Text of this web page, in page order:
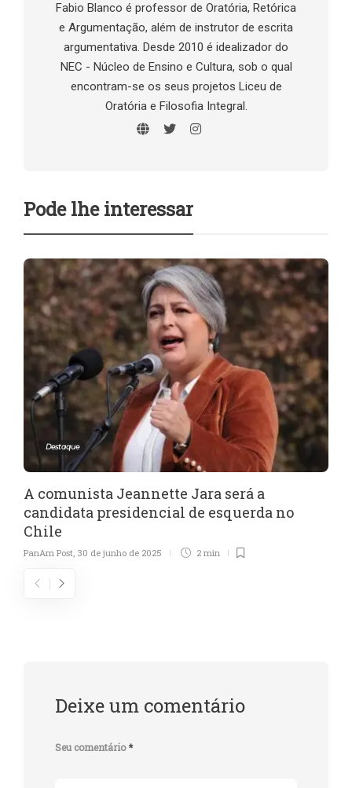
Fabio Blanco é professor de Oratória, Retórica
e Argumentação, além de instrutor de escrita
argumentativa. Desde 2010 é idealizador do
NEC - Núcleo de Ensino e Cultura, sob o qual
encontram-se os seus projetos Liceu de
Oratória e Filosofia Integral.
Pode lhe interessar
Destaque
A comunista Jeannette Jara será a
candidata presidencial de esquerda no
Chile
PanAm Post 30 de junho de 2025 2 min
Deixe um comentário
Seu comentário*